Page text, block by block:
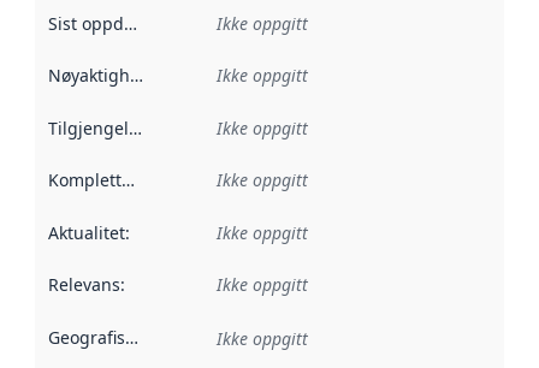
Sist oppdatert Ikke oppgitt
Nøyaktighet Ikke oppgitt
Tilgjengelighet Ikke oppgitt
Kompletthet Ikke oppgitt
Aktualitet: Ikke oppgitt
Relevans: Ikke oppgitt
Geografisk avgrensning :
Ikke oppgitt